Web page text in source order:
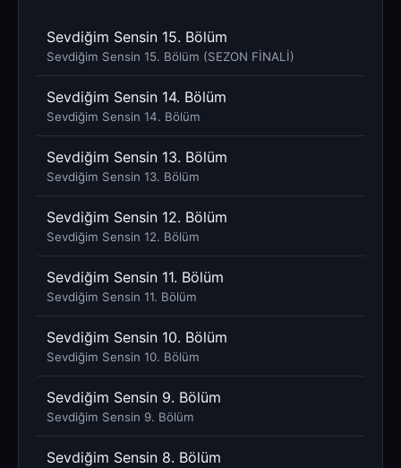
Sevdiğim Sensin 15. Bölüm
Sevdiğim Sensin 15. Bölüm (SEZON FİNALİ)
Sevdiğim Sensin 14. Bölüm
Sevdiğim Sensin 14. Bölüm
Sevdiğim Sensin 13. Bölüm
Sevdiğim Sensin 13. Bölüm
Sevdiğim Sensin 12. Bölüm
Sevdiğim Sensin 12. Bölüm
Sevdiğim Sensin 11. Bölüm
Sevdiğim Sensin 11. Bölüm
Sevdiğim Sensin 10. Bölüm
Sevdiğim Sensin 10. Bölüm
Sevdiğim Sensin 9. Bölüm
Sevdiğim Sensin 9. Bölüm
Sevdiğim Sensin 8. Bölüm